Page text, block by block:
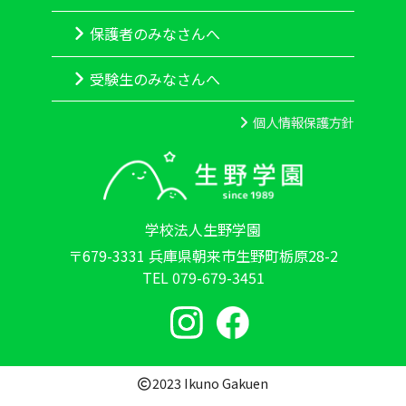
保護者のみなさんへ
受験生のみなさんへ
個人情報保護方針
学校法人生野学園
〒679-3331 兵庫県朝来市生野町栃原28-2
TEL 079-679-3451
2023 Ikuno Gakuen